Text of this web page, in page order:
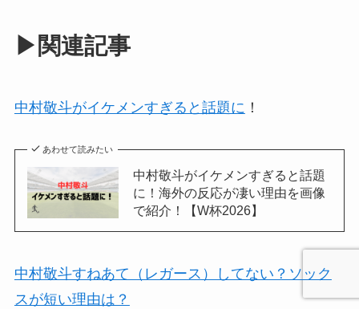
▶関連記事
中村敬斗がイケメンすぎると話題に ！
あわせて読みたい
中村敬斗がイケメンすぎると話題
に！海外の反応が凄い理由を画像
で紹介！【W杯2026】
中村敬斗すねあて（レガース）してない？ソック
スが短い理由は？